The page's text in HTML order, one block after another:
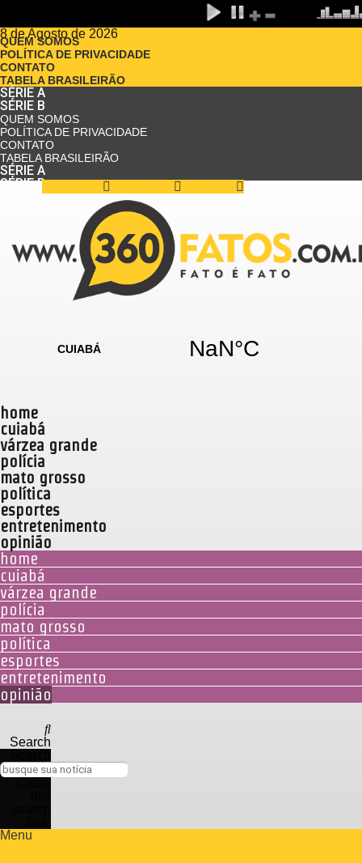
8 de Agosto de 2026
QUEM SOMOS
POLÍTICA DE PRIVACIDADE
CONTATO
TABELA BRASILEIRÃO
SÉRIE A
SÉRIE B
QUEM SOMOS
POLÍTICA DE PRIVACIDADE
CONTATO
TABELA BRASILEIRÃO
SÉRIE A
SÉRIE B
home
cuiabá
várzea grande
polícia
mato grosso
política
esportes
entretenimento
opinião
home
cuiabá
várzea grande
polícia
mato grosso
política
esportes
entretenimento
opinião
Search
Menu